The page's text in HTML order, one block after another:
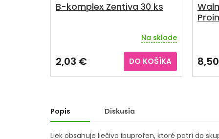
B-komplex Zentiva 30 ks
produktu
je
5,0
Na sklade
2,03 € DO KOŠÍKA
je
5,0
Popis Diskusia
Liek obsahuje liečivo ibuprofen, ktoré patrí do